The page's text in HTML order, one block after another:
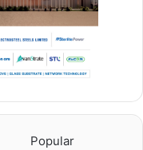
Popular